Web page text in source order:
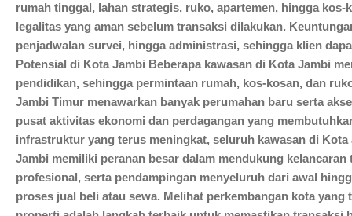
rumah tinggal, lahan strategis, ruko, apartemen, hingga
legalitas yang aman sebelum transaksi dilakukan.
penjadwalan survei, hingga administrasi, sehingga klien
Potensial di Kota Jambi Beberapa kawasan di Kota Jambi
pendidikan, sehingga permintaan rumah, kos-kosan, dan
Jambi Timur menawarkan banyak perumahan baru serta
pusat aktivitas ekonomi dan perdagangan yang
infrastruktur yang terus meningkat, seluruh kawasan di
Jambi memiliki peranan besar dalam mendukung
profesional, serta pendampingan menyeluruh dari awal
proses jual beli atau sewa. Melihat perkembangan kota